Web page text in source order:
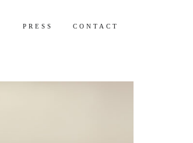
PRESS CONTACT